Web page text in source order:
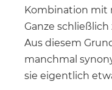
Kombination mit
Ganze
Aus diesem
manchmal
sie eigentlich